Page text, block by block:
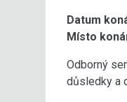
Datum
Místo
Odborný
důsledky a